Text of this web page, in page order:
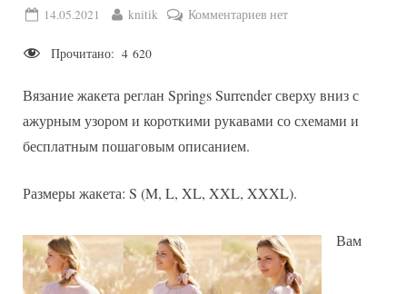
Posted
14.05.2021 By
knitik Комментариевк
Springs
Surrender
нет
Прочитано: 4 620
Вязание жакета реглан Springs Surrender сверху вниз с
ажурным узором и короткими рукавами со схемами и
бесплатным пошаговым описанием.
Размеры жакета: S (M, L, XL, XXL, XXXL).
Вам